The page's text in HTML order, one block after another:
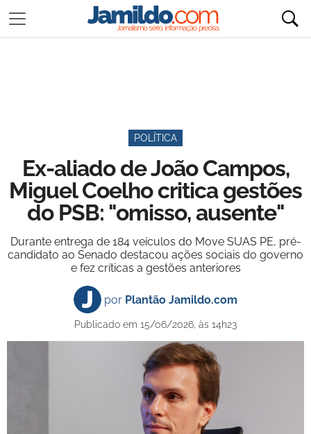
POLÍTICA
Ex-aliado de João Campos,
Miguel Coelho critica gestões
do PSB: "omisso, ausente"
Durante entrega de 184 veículos do Move SUAS PE, pré-
candidato ao Senado destacou ações sociais do governo
e fez críticas a gestões anteriores
por Plantão Jamildo.com
Publicado em 15/06/2026, às 14h23